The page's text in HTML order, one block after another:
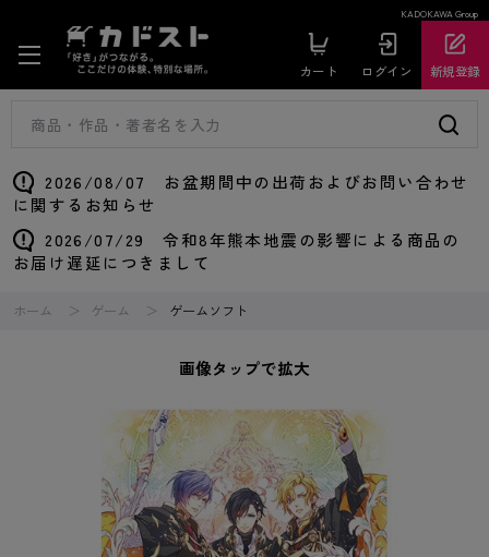
KADOKAWA Group
カート ログイン 新規登録
2026/08/07 お盆期間中の出荷およびお問い合わせ
に関するお知らせ
2026/07/29 令和8年熊本地震の影響による商品の
お届け遅延につきまして
ホーム ゲーム ゲームソフト
画像タップで拡大